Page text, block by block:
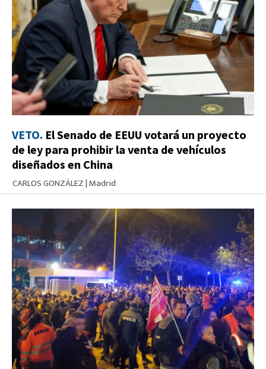
VETO. El Senado de EEUU votará un proyecto
de ley para prohibir la venta de vehículos
diseñados en China
CARLOS GONZÁLEZ|Madrid